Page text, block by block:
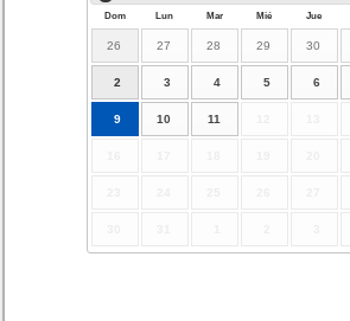
Dom Lun Mar Mié Jue
26 27 28 29 30
2 3 4 5 6
9 10 11